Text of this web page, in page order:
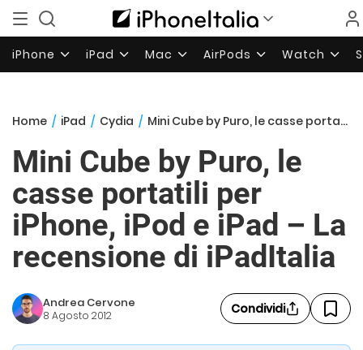
iPhone iPad Mac AirPods Watch
Home / iPad / Cydia / Mini Cube by Puro, le casse portatili per iPhone, iPod e iPad – La recensione di iPadItalia
Mini Cube by Puro, le
casse portatili per
iPhone, iPod e iPad – La
recensione di iPadItalia
Andrea Cervone
8 Agosto 2012 Condividi